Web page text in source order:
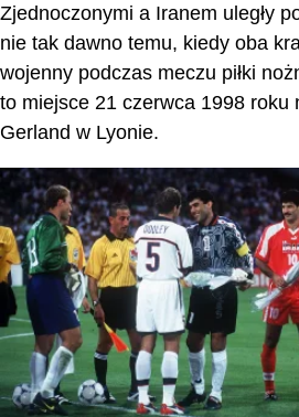
Zjednoczonymi a Iranem uległy
nie tak dawno temu, kiedy oba
wojenny podczas meczu piłki
to miejsce 21 czerwca 1998 roku
Gerland w Lyonie.